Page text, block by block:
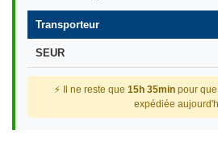
Transporteur
SEUR
⚡ Il ne reste que 15h 35min pour
expédiée